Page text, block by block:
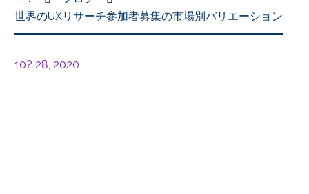
世界のUXリサーチ参加者募集の市場別バリエーション
10? 28, 2020